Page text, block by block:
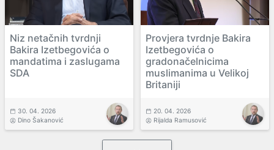
Niz netačnih tvrdnji
Bakira Izetbegovića o
mandatima i zaslugama
SDA
30. 04. 2026
Dino Šakanović
Provjera tvrdnje Bakira
Izetbegovića o
gradonačelnicima
muslimanima u Velikoj
Britaniji
20. 04. 2026
Rijalda Ramusović